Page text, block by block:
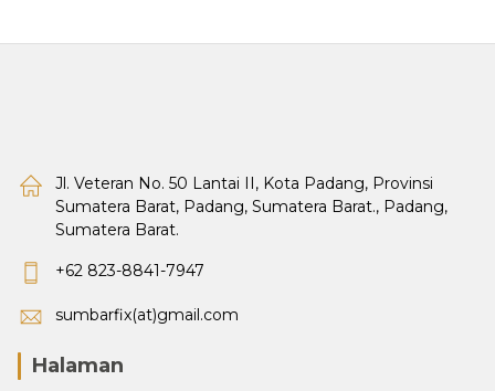
Jl. Veteran No. 50 Lantai II, Kota Padang, Provinsi
Sumatera Barat, Padang, Sumatera Barat., Padang,
Sumatera Barat.
+62 823-8841-7947
sumbarfix(at)gmail.com
Halaman